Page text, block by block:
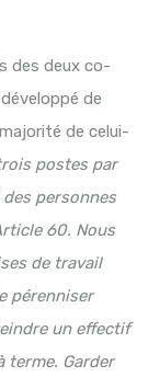
des deux co-
de
de celui-
postes par
personnes
60. Nous
de travail
pérenniser
un effectif
terme. Garder